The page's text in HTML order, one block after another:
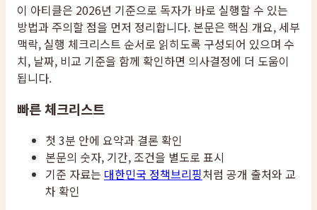
이 아티클은 2026년 기준으로 독자가 바로 실행할 수 있는
방법과 주의할 점을 먼저 정리합니다. 본문은 핵심 개요, 세부
맥락, 실행 체크리스트 순서로 읽히도록 구성되어 있으며 수
치, 날짜, 비교 기준을 함께 확인하면 의사결정에 더 도움이
됩니다.
빠른 체크리스트
첫 3분 안에 요약과 결론 확인
본문의 숫자, 기간, 조건을 별도로 표시
기준 자료는 대한민국 정책브리핑처럼 공개 출처와 교
차 확인